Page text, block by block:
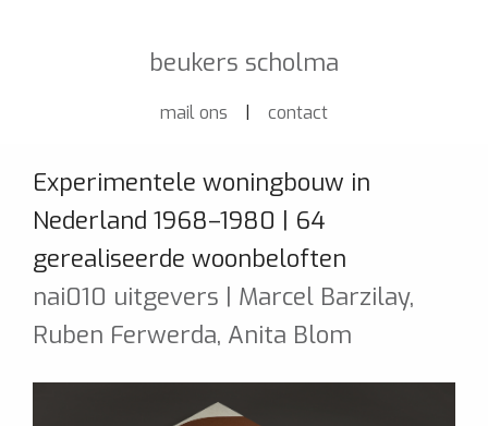
beukers scholma
mail ons contact
Experimentele woningbouw in
Nederland 1968–1980 | 64
gerealiseerde woonbeloften
nai010 uitgevers | Marcel Barzilay,
Ruben Ferwerda, Anita Blom